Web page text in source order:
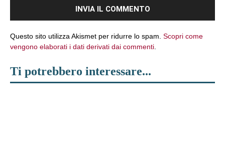
Questo sito utilizza Akismet per ridurre lo spam. Scopri come
vengono elaborati i dati derivati dai commenti
Ti potrebbero interessare...